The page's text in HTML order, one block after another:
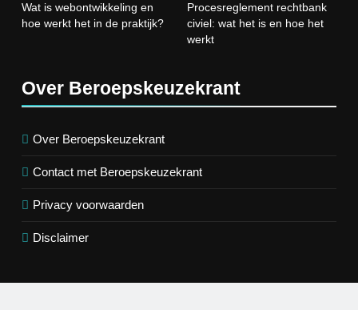
4
Procesreglement rechtbank civiel:
wat het is en hoe het werkt
Wat is veeteelt? Alles over het
meer
LANDBOUW, NATUUR EN VISSERIJ
ochtendduo van Nederland
MEDIA EN COMMUNICATIE
Wat is webontwikkeling en
hoe werkt het in de praktijk?
Procesreglement rechtbank
civiel: wat het is en hoe het
werkt
Over Beroepskeuzekrant
Over Beroepskeuzekrant
Contact met Beroepskeuzekrant
Privacy voorwaarden
Disclaimer